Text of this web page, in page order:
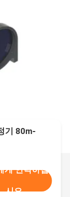
기 80m-
게 연락하십
시오